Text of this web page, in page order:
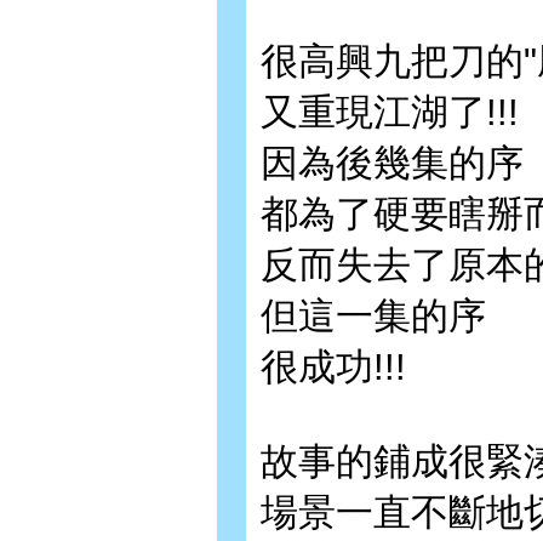
很高興九把刀的
又重現江湖了!!!
因為後幾集的序
都為了硬要瞎掰
反而失去了原本
但這一集的序
很成功!!!
故事的鋪成很緊
場景一直不斷地